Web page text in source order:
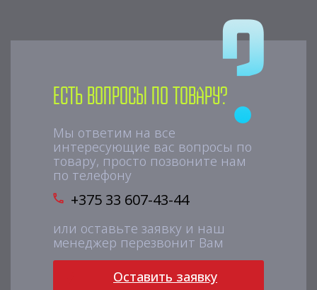
Есть вопросы по товару?
Мы ответим на все
интересующие вас вопросы по
товару, просто позвоните нам
по телефону
+375 33 607-43-44
или оставьте заявку и наш
менеджер перезвонит Вам
Оставить заявку